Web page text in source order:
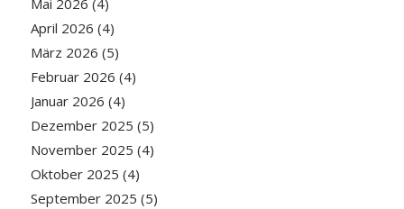
Mai 2026 (4)
April 2026 (4)
März 2026 (5)
Februar 2026 (4)
Januar 2026 (4)
Dezember 2025 (5)
November 2025 (4)
Oktober 2025 (4)
September 2025 (5)